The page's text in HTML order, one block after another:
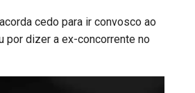
cedo para ir convosco ao
por dizer a ex-concorrente no